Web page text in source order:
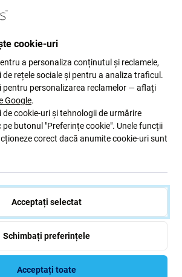
Citiți mai multe despre modul în care
pentru a ne reduce amprenta.
cookie-uri
a personaliza conținutul și reclamele,
rețele sociale și pentru a analiza traficul.
pentru personalizarea reclamelor — aflați
Google.
de cookie-uri și tehnologii de urmărire
butonul "Preferințe cookie". Unele funcții
corect dacă anumite cookie-uri sunt
Acceptați selectat
Schimbați preferințele
Acceptați toate